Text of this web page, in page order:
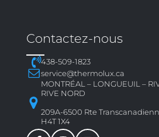
Contactez-nous
438-509-1823
service@thermolux.ca
MONTRÉAL – LONGUEUIL –
RIVE NORD
209A-6500 Rte
H4T 1X4